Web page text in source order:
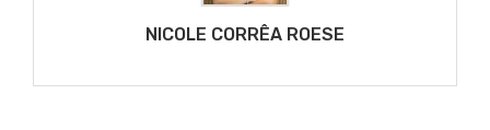
NICOLE CORRÊA ROESE